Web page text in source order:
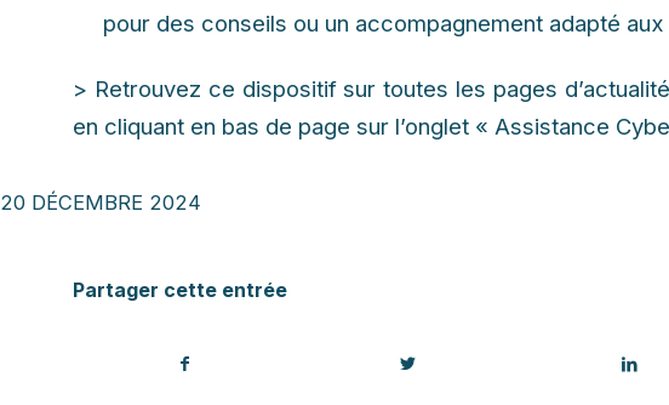
pour des conseils ou un accompagnement adapté
> Retrouvez ce dispositif sur toutes les pages
en cliquant en bas de page sur l’onglet « Assistance
20 DÉCEMBRE 2024
Partager cette entrée